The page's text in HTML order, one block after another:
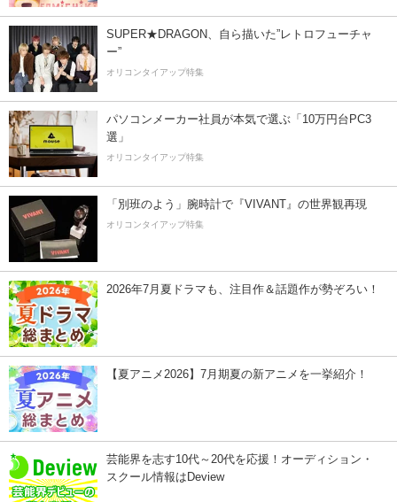
SUPER★DRAGON、自ら描いた”レトロフューチャ
ー”
オリコンタイアップ特集
パソコンメーカー社員が本気で選ぶ「10万円台PC3
選」
オリコンタイアップ特集
「別班のよう」腕時計で『VIVANT』の世界観再現
オリコンタイアップ特集
2026年7月夏ドラマも、注目作＆話題作が勢ぞろい！
【夏アニメ2026】7月期夏の新アニメを一挙紹介！
芸能界を志す10代～20代を応援！オーディション・
スクール情報はDeview